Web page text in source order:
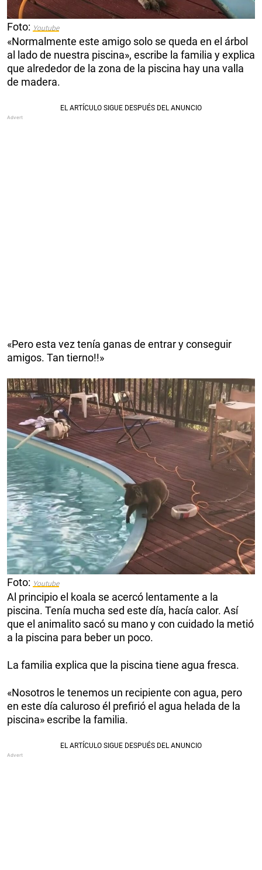
Foto: Youtube
«Normalmente este amigo solo se queda en el árbol
al lado de nuestra piscina», escribe la familia y explica
que alrededor de la zona de la piscina hay una valla
de madera.
«Pero esta vez tenía ganas de entrar y conseguir
amigos. Tan tierno!!»
Foto: Youtube
Al principio el koala se acercó lentamente a la
piscina. Tenía mucha sed este día, hacía calor. Así
que el animalito sacó su mano y con cuidado la metió
a la piscina para beber un poco.
La familia explica que la piscina tiene agua fresca.
«Nosotros le tenemos un recipiente con agua, pero
en este día caluroso él prefirió el agua helada de la
piscina» escribe la familia.